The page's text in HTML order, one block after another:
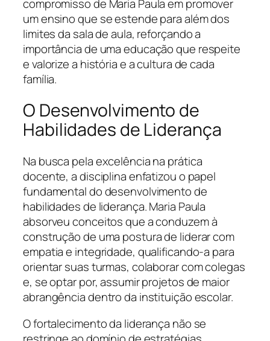
compromisso de Maria Paula em promover
um ensino que se estende para além dos
limites da sala de aula, reforçando a
importância de uma educação que respeite
e valorize a história e a cultura de cada
família.
O Desenvolvimento de
Habilidades de Liderança
Na busca pela excelência na prática
docente, a disciplina enfatizou o papel
fundamental do desenvolvimento de
habilidades de liderança. Maria Paula
absorveu conceitos que a conduzem à
construção de uma postura de liderar com
empatia e integridade, qualificando-a para
orientar suas turmas, colaborar com colegas
e, se optar por, assumir projetos de maior
abrangência dentro da instituição escolar.
O fortalecimento da liderança não se